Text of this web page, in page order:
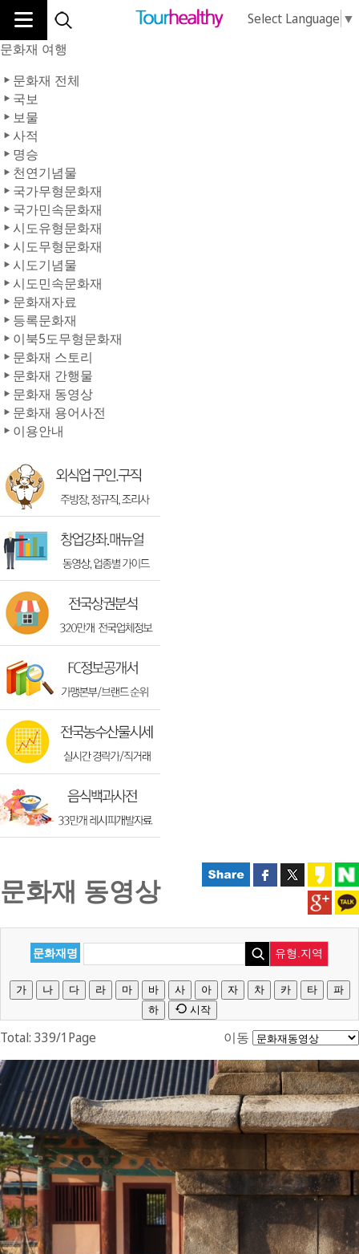
Select Language ▼
문화재 여행
문화재 전체
국보
보물
사적
명승
천연기념물
국가무형문화재
국가민속문화재
시도유형문화재
시도무형문화재
시도기념물
시도민속문화재
문화재자료
등록문화재
이북5도무형문화재
문화재 스토리
문화재 간행물
문화재 동영상
문화재 용어사전
이용안내
문화재 동영상
문화재명 유형.지역
가 나 다 라 마 바 사 아 자 차 카 타
파
하
시작
Total: 339/1Page 이동